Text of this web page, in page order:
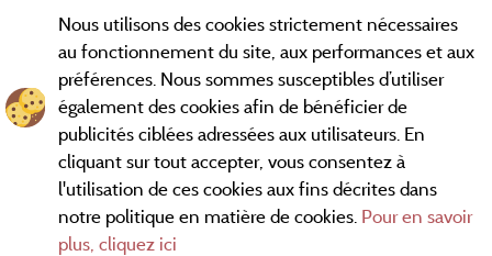
Conditions générales d'utilisation
Nous utilisons des cookies strictement nécessaires
au fonctionnement du site, aux performances et aux
préférences. Nous sommes susceptibles d’utiliser
également des cookies afin de bénéficier de
publicités ciblées adressées aux utilisateurs. En
cliquant sur tout accepter, vous consentez à
l'utilisation de ces cookies aux fins décrites dans
notre politique en matière de cookies. Pour en savoir
plus, cliquez ici